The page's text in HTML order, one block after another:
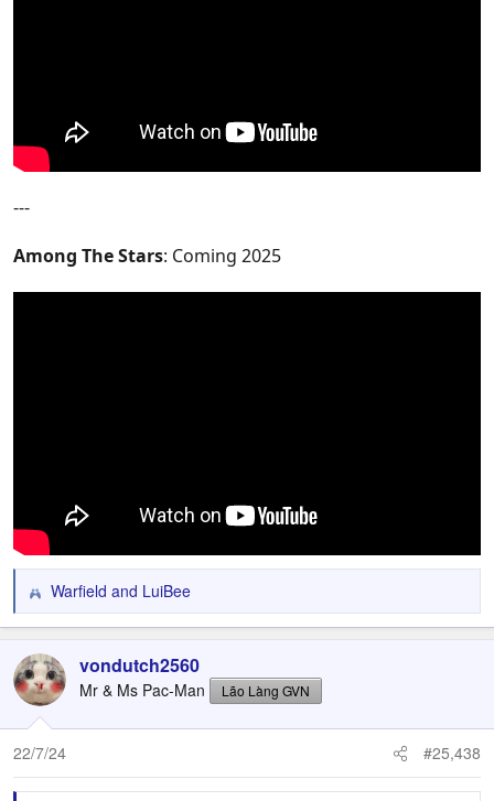
---
Among The Stars: Coming 2025
R
e
c
t
i
o
n
s
:
Warfield and LuiBee
vondutch2560
Mr & Ms Pac-Man Lão Làng GVN
22/7/24 #25,438